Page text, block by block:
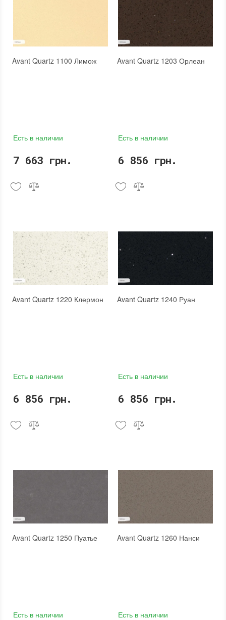
Avant Quartz 1100 Лимож
Есть в наличии
7 663 грн.
Avant Quartz 1203 Орлеан
Есть в наличии
6 856 грн.
Avant Quartz 1220 Клермон
Есть в наличии
6 856 грн.
Avant Quartz 1240 Руан
Есть в наличии
6 856 грн.
Avant Quartz 1250 Пуатье
Есть в наличии
Avant Quartz 1260 Нанси
Есть в наличии